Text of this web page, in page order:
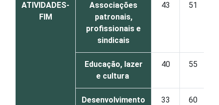
ATIVIDADES-
FIM
Associações
patronais,
profissionais e
sindicais
43 51
Educação, lazer
e cultura
40 55
Desenvolvimento
33 60